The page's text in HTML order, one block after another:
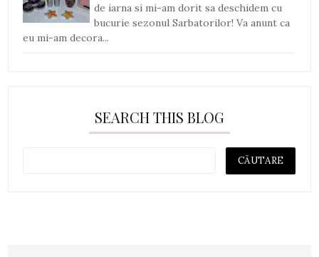
de iarna si mi-am dorit sa deschidem cu
bucurie sezonul Sarbatorilor! Va anunt ca
eu mi-am decora...
SEARCH THIS BLOG